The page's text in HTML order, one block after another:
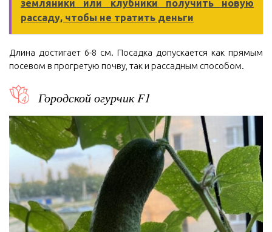
земляники или клубники получить новую
рассаду, чтобы не тратить деньги
Длина достигает 6-8 см. Посадка допускается как прямым
посевом в прогретую почву, так и рассадным способом.
Городской огурчик F1